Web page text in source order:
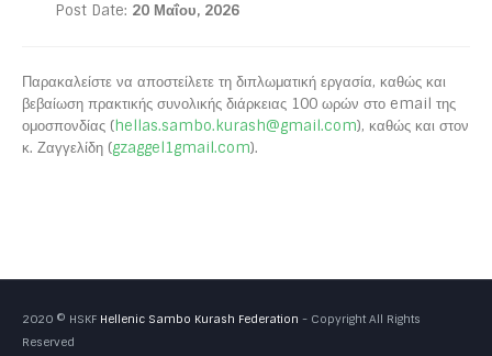
Post Date: 20 Μαΐου, 2026
Παρακαλείστε να αποστείλετε τη διπλωματική εργασία, καθώς και
βεβαίωση πρακτικής συνολικής διάρκειας 100 ωρών στο email της
ομοσπονδίας (hellas.sambo.kurash@gmail.com), καθώς και στον
κ. Ζαγγελίδη (gzaggel1gmail.com).
2020 © HSKF Hellenic Sambo Kurash Federation - Copyright All Rights
Reserved